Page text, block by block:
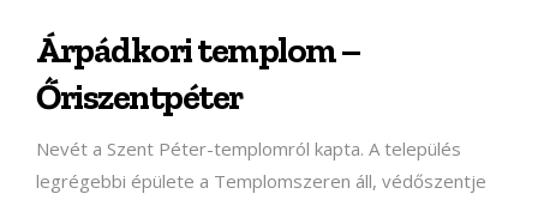
Árpádkori templom –
Őriszentpéter
Nevét a Szent Péter-templomról kapta. A település
legrégebbi épülete a Templomszeren áll, védőszentje